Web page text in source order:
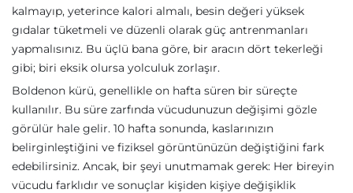
kalmayıp, yeterince kalori almalı, besin değeri yüksek
gıdalar tüketmeli ve düzenli olarak güç antrenmanları
yapmalısınız. Bu üçlü bana göre, bir aracın dört tekerleği
gibi; biri eksik olursa yolculuk zorlaşır.
Boldenon kürü, genellikle on hafta süren bir süreçte
kullanılır. Bu süre zarfında vücudunuzun değişimi gözle
görülür hale gelir. 10 hafta sonunda, kaslarınızın
belirginleştiğini ve fiziksel görüntünüzün değiştiğini fark
edebilirsiniz. Ancak, bir şeyi unutmamak gerek: Her bireyin
vücudu farklıdır ve sonuçlar kişiden kişiye değişiklik